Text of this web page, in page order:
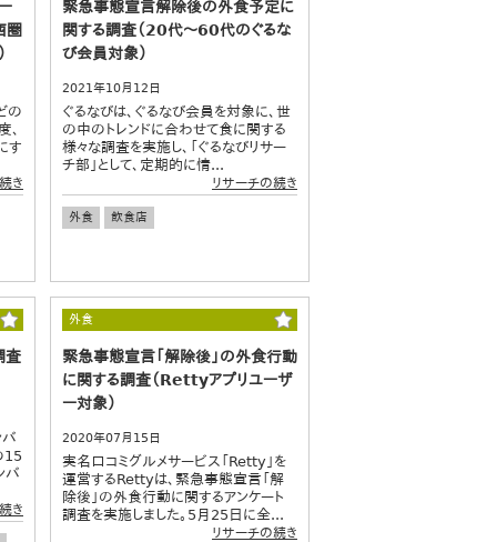
圏
の
、
す
き
緊急事態宣言解除後の外食予定に
関する調査（20代～60代のぐるな
び会員対象）
2021年10月12日
ぐるなびは、ぐるなび会員を対象に、世
の中のトレンドに合わせて食に関する
様々な調査を実施し、「ぐるなびリサー
チ部」として、定期的に情...
リサーチの続き
外食 飲食店
査
15
バ
き
外食
緊急事態宣言「解除後」の外食行動
に関する調査（Rettyアプリユーザ
ー対象）
2020年07月15日
実名口コミグルメサービス「Retty」を
運営するRettyは、緊急事態宣言「解
除後」の外食行動に関するアンケート
調査を実施しました。5月25日に全...
リサーチの続き